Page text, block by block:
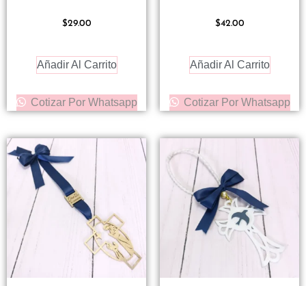
$29.00
Añadir Al Carrito
Cotizar Por Whatsapp
$42.00
Añadir Al Carrito
Cotizar Por Whatsapp